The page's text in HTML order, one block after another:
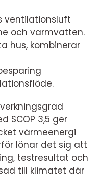
ventilationsluft
och varmvatten.
hus, kombinerar
SCOP 3,5 ger
värmeenergi
lönar det sig att
testresultat och
till klimatet där